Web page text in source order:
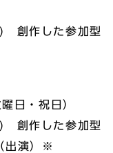
作した参加型
日・祝日）
作した参加型
出演）※